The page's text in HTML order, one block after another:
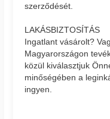
szerződését.
LAKÁSBIZTOSÍTÁS
Ingatlant vásárolt?
Magyarországon
közül kiválasztjuk
minőségében a
ingyen.